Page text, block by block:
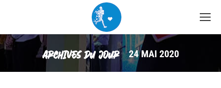
ARCHIVES DU JOUR :24 MAI 2020
Vous êtes ici :